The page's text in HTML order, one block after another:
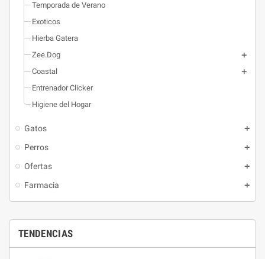
Temporada de Verano
Exoticos
Hierba Gatera
Zee.Dog
Coastal
Entrenador Clicker
Higiene del Hogar
Gatos
Perros
Ofertas
Farmacia
TENDENCIAS